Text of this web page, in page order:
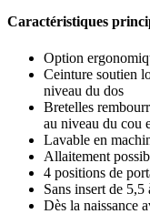
Caractéristiques
Option
Ceinture soutien
niveau du dos
Bretelles
au niveau du cou
Lavable en
Allaitement
4 positions de
Sans insert de 5,5
Dès la naissance